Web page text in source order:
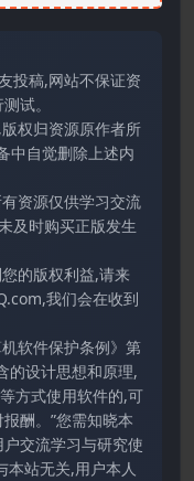
投稿,网站不保证资
试。
权归资源原作者所
中自觉删除上述内
资源仅供学习交流
及时购买正版发生
的版权利益,请来
我们会在收到
软件保护条例》第
的设计思想和原理,
方式使用软件的,可
酬。”您需知晓本
交流学习与研究使
本站无关,用户本人